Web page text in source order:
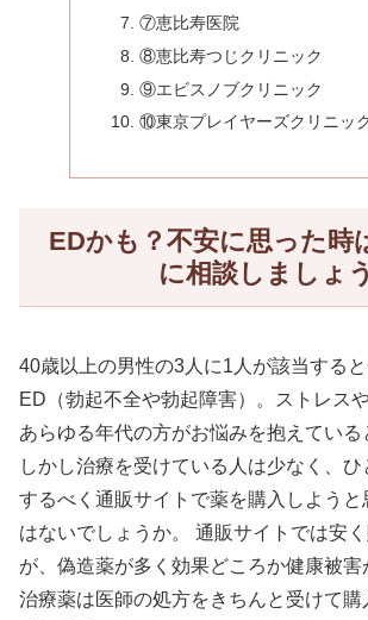
⑦恵比寿医院
⑧恵比寿つじクリニック
⑨エビスノブクリニック
⑩東京プレイヤーズクリニッ
EDかも？不安に思った時
に相談しましょう
40歳以上の男性の3人に1人が該当する
ED（勃起不全や勃起障害）。ストレス
あらゆる年代の方がお悩みを抱えている
しかし治療を受けている人は少なく、
するべく通販サイトで薬を購入しよう
はないでしょうか。 通販サイトでは安
が、偽造薬が多く効果どころか健康被
治療薬は医師の処方をきちんと受けて購